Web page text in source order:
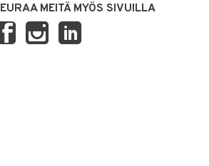
MEITÄ MYÖS SIVUILLA